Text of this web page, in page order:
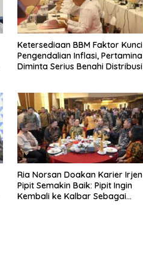
Ketersediaan BBM Faktor Kunci
Pengendalian Inflasi, Pertamina
Diminta Serius Benahi Distribusi
Ria Norsan Doakan Karier Irjen
Pipit Semakin Baik: Pipit Ingin
Kembali ke Kalbar Sebagai